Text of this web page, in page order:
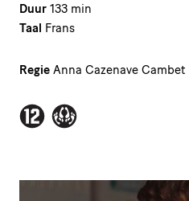
Duur 133 min
Taal Frans
Regie Anna Cazenave Cambet